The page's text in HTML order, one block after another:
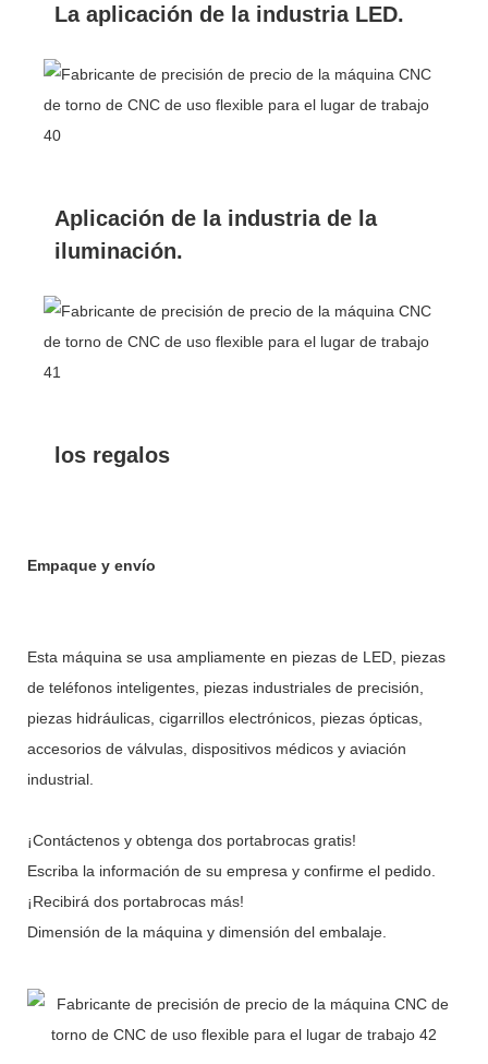
La aplicación de la industria LED.
Aplicación de la industria de la
iluminación.
los regalos
Empaque y envío
Esta máquina se usa ampliamente en piezas de LED, piezas
de teléfonos inteligentes, piezas industriales de precisión,
piezas hidráulicas, cigarrillos electrónicos, piezas ópticas,
accesorios de válvulas, dispositivos médicos y aviación
industrial.
¡Contáctenos y obtenga dos portabrocas gratis!
Escriba la información de su empresa y confirme el pedido.
¡Recibirá dos portabrocas más!
Dimensión de la máquina y dimensión del embalaje.